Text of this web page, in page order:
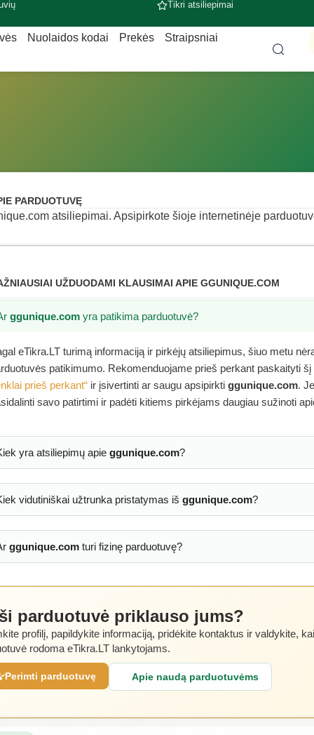
Tikri atsiliepimai
Nuolaidos kodai Prekės Straipsniai
PARDUOTUVĘ
atsiliepimai. Apsipirkote šioje internetinėje
UŽDUODAMI KLAUSIMAI APIE GGUNIQUE.COM
ggunique.com yra patikima parduotuvė?
eTikra.LT turimą informaciją ir pirkėjų atsiliepimus, šiuo metu
patikimumo. Rekomenduojame prieš perkant paskaityti šį
prieš perkant“ ir įsivertinti ar saugu apsipirkti ggunique.com.
savo patirtimi ir padėti kitiems pirkėjams daugiau sužinoti
yra atsiliepimų apie ggunique.com?
vidutiniškai užtrunka pristatymas iš ggunique.com?
ggunique.comturi fizinę parduotuvę?
parduotuvė priklauso jums?
profilį, papildykite informaciją, pridėkite kontaktus ir valdykite,
rodoma eTikra.LT lankytojams.
Perimti parduotuvę Apie naudą parduotuvėms